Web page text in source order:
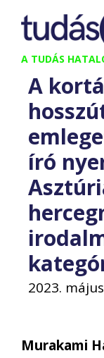
Kilépés
tartalomba
A TUDÁS
A
író
2023.
Murakami